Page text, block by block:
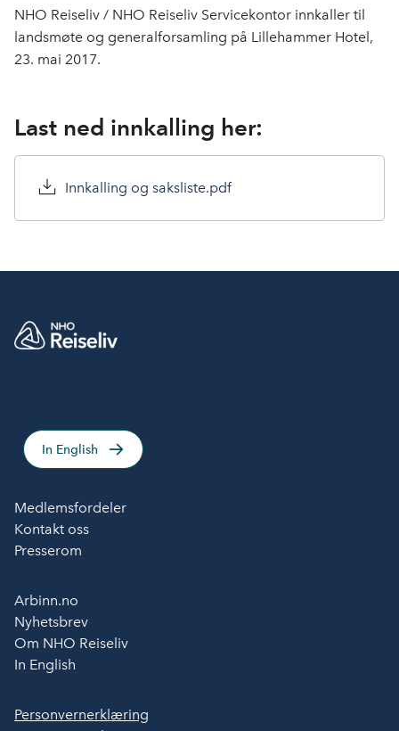
e
b
k
e
o
s
NHO Reiseliv / NHO Reiseliv Servicekontor innkaller til
landsmøte og generalforsamling på Lillehammer Hotel,
23. mai 2017.
Last ned innkalling her:
Innkalling og saksliste.pdf
In English
Medlemsfordeler
Kontakt oss
Presserom
Arbinn.no
Nyhetsbrev
Om NHO Reiseliv
In English
Personvernerklæring